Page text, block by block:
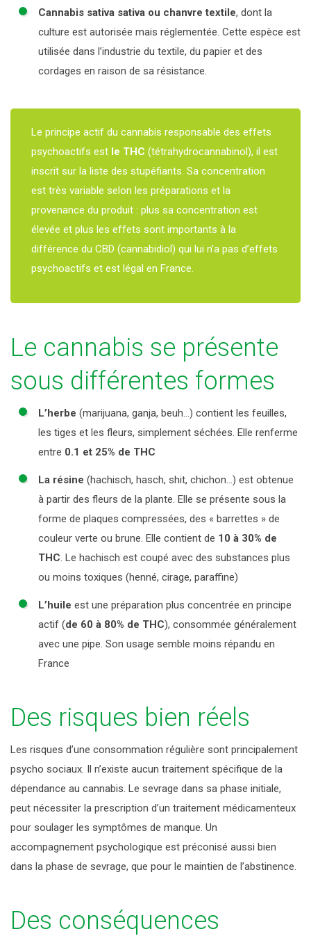
ACTIVITÉS ET CHIFFRES CLÉS
PARTENAIRES
Cannabis sativa sativa ou chanvre textile, dont la
culture est autorisée mais réglementée. Cette espèce est
utilisée dans l’industrie du textile, du papier et des
cordages en raison de sa résistance.
Le principe actif du cannabis responsable des effets
psychoactifs est le THC (tétrahydrocannabinol), il est
inscrit sur la liste des stupéfiants. Sa concentration
est très variable selon les préparations et la
provenance du produit : plus sa concentration est
élevée et plus les effets sont importants à la
différence du CBD (cannabidiol) qui lui n’a pas d’effets
psychoactifs et est légal en France.
Le cannabis se présente
sous différentes formes
L’herbe (marijuana, ganja, beuh…) contient les feuilles,
les tiges et les fleurs, simplement séchées. Elle renferme
entre 0.1 et 25% de THC
La résine (hachisch, hasch, shit, chichon…) est obtenue
à partir des fleurs de la plante. Elle se présente sous la
forme de plaques compressées, des « barrettes » de
couleur verte ou brune. Elle contient de 10 à 30% de
THC . Le hachisch est coupé avec des substances plus
ou moins toxiques (henné, cirage, paraffine)
L’huile est une préparation plus concentrée en principe
actif (de 60 à 80% de THC), consommée généralement
avec une pipe. Son usage semble moins répandu en
France
Des risques bien réels
Les risques d’une consommation régulière sont principalement
psycho sociaux. Il n’existe aucun traitement spécifique de la
dépendance au cannabis. Le sevrage dans sa phase initiale,
peut nécessiter la prescription d’un traitement médicamenteux
pour soulager les symptômes de manque. Un
accompagnement psychologique est préconisé aussi bien
dans la phase de sevrage, que pour le maintien de l’abstinence.
Des conséquences